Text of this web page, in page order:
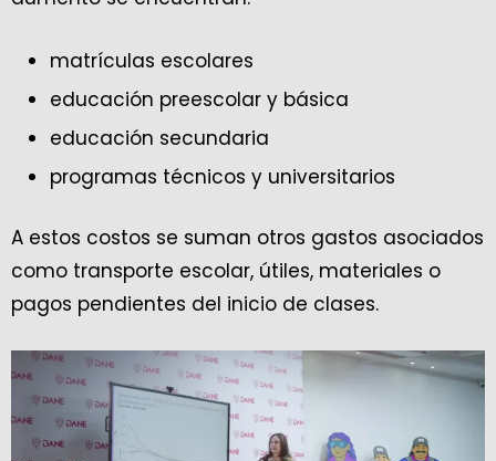
matrículas escolares
educación preescolar y básica
educación secundaria
programas técnicos y universitarios
A estos costos se suman otros gastos asociados
como transporte escolar, útiles, materiales o
pagos pendientes del inicio de clases.